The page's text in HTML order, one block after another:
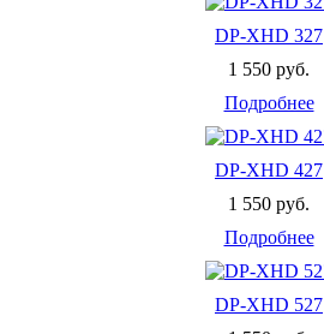
DP-XHD 327
1 550 руб.
Подробнее
DP-XHD 427
1 550 руб.
Подробнее
DP-XHD 527